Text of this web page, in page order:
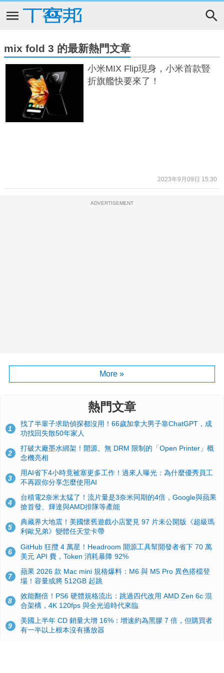
mix fold 3 的最新熱門文章
小米MIX Flip現身，小米首款豎
折旗艦快要來了！
2023年9月09日 15:30
ADVERTISEMENT
More »
熱門文章
1
找了半輩子求助偵探都沒用！66歲加拿大男子靠ChatGPT，成
功找回失散50年家人
2
打破大廠墨水綁架！開源、無 DRM 限制的「Open Printer」概
念機亮相
3
用AI省下4小時竟被塞更多工作！過來人曝光：為什麼優秀員工
不再跟你分享怎麼使用AI
4
台積電2奈米太猛了！流片量是3奈米同期的4倍，Google與蘋果
搶首發、輝達與AMD排隊等產能
5
典藏界大地震！美國懷舊遊戲小店驚見 97 片未公開版《超級瑪
利歐兄弟》變體任天堂卡帶
6
GitHub 狂攬 4 萬星！Headroom 開源工具幫開發者省下 70 萬
美元 API 費，Token 消耗暴降 92%
7
蘋果 2026 款 Mac mini 規格爆料：M6 與 M5 Pro 異色搭檔登
場！容量或將 512GB 起跳
8
效能翻倍！PS6 硬體規格流出：跳過四代改用 AMD Zen 6c 混
合架構，4K 120fps 與全光追時代來臨
9
美國上半年 CD 銷量大增 16%：增速約為黑膠 7 倍，但購買者
有一半以上根本沒有播放器